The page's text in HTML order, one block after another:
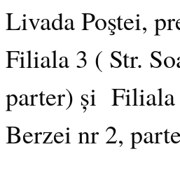
Livada Poştei,
Filiala 3 ( Str.
parter) și Filiala
Berzei nr 2,